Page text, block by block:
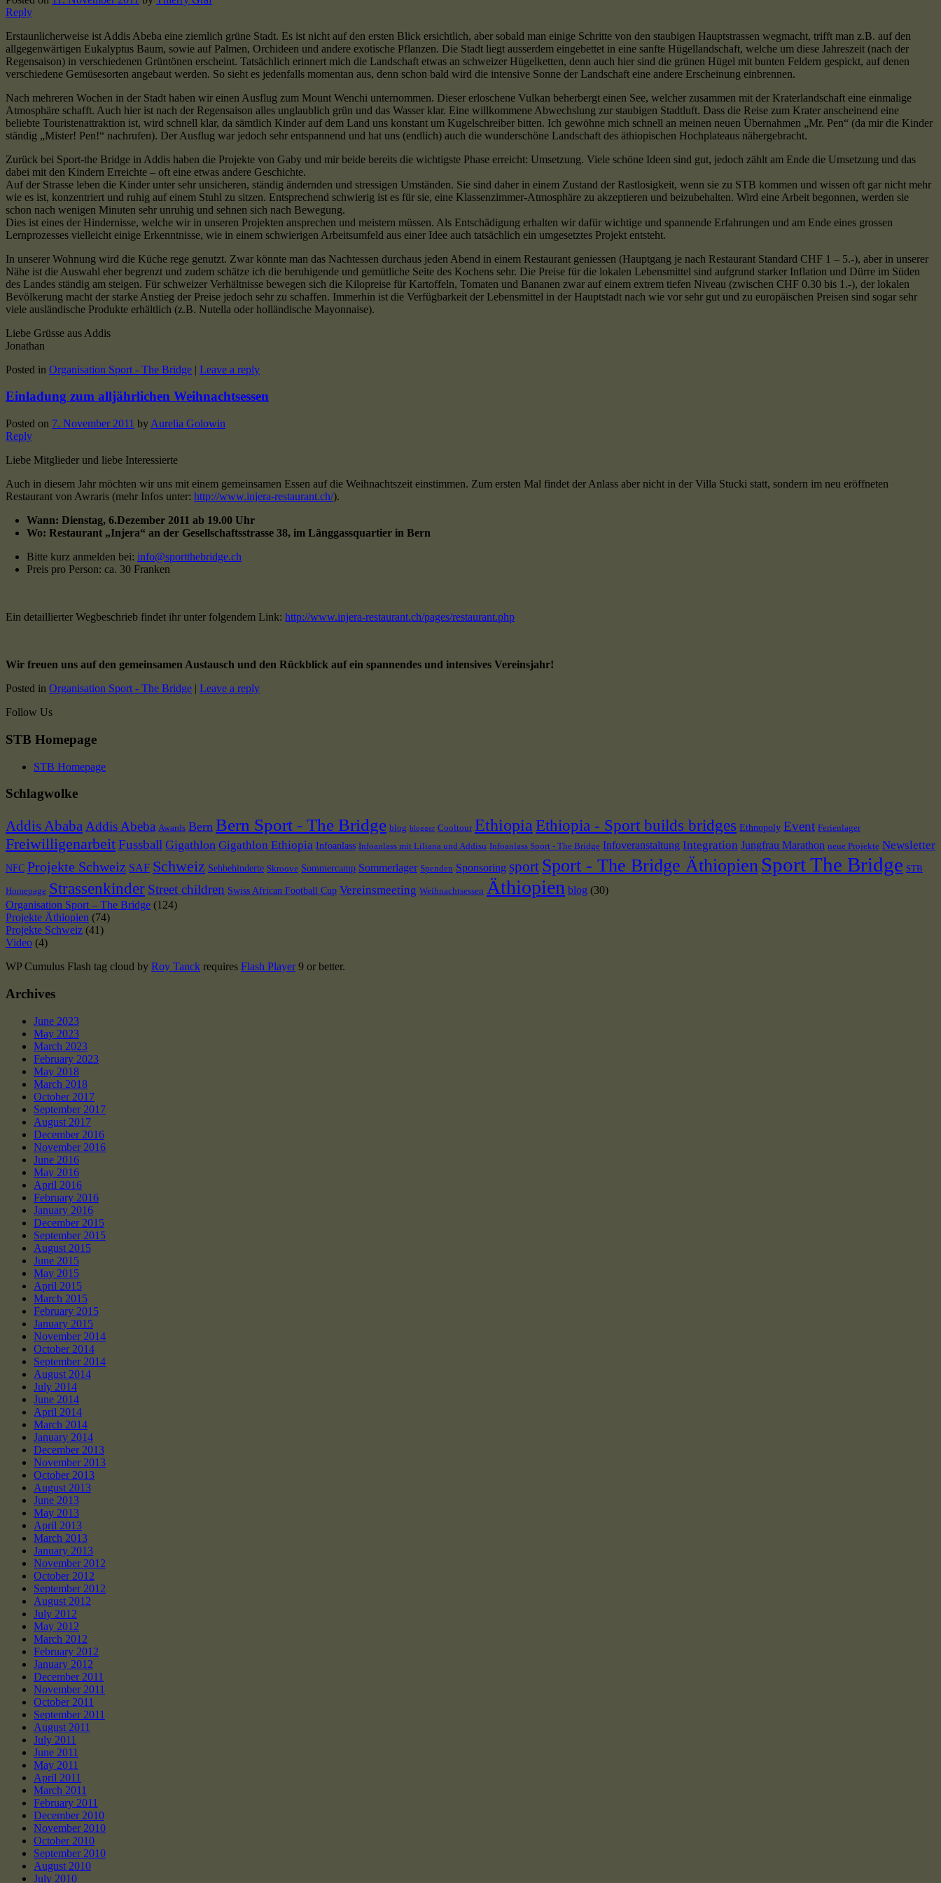
Reply
Erstaunlicherweise ist Addis Abeba eine ziemlich grüne Stadt. Es ist nicht auf den ersten Blick ersichtlich, aber sobald man einige Schritte von den staubigen Hauptstrassen wegmacht, trifft man z.B. auf den
allgegenwärtigen Eukalyptus Baum, sowie auf Palmen, Orchideen und andere exotische Pflanzen. Die Stadt liegt ausserdem eingebettet in eine sanfte Hügellandschaft, welche um diese Jahreszeit (nach der
Regensaison) in verschiedenen Grüntönen erscheint. Tatsächlich erinnert mich die Landschaft etwas an schweizer Hügelketten, denn auch hier sind die grünen Hügel mit bunten Feldern gespickt, auf denen
verschiedene Gemüsesorten angebaut werden. So sieht es jedenfalls momentan aus, denn schon bald wird die intensive Sonne der Landschaft eine andere Erscheinung einbrennen.
Nach mehreren Wochen in der Stadt haben wir einen Ausflug zum Mount Wenchi unternommen. Dieser erloschene Vulkan beherbergt einen See, welcher zusammen mit der Kraterlandschaft eine einmalige
Atmosphäre schafft. Auch hier ist nach der Regensaison alles unglaublich grün und das Wasser klar. Eine willkommene Abwechslung zur staubigen Stadtluft. Dass die Reise zum Krater anscheinend eine
beliebte Touristenattraktion ist, wird schnell klar, da sämtlich Kinder auf dem Land uns konstant um Kugelschreiber bitten. Ich gewöhne mich schnell an meinen neuen Übernahmen „Mr. Pen“ (da mir die Kinder
ständig „Mister! Pen!“ nachrufen). Der Ausflug war jedoch sehr entspannend und hat uns (endlich) auch die wunderschöne Landschaft des äthiopischen Hochplateaus nähergebracht.
Zurück bei Sport-the Bridge in Addis haben die Projekte von Gaby und mir beide bereits die wichtigste Phase erreicht: Umsetzung. Viele schöne Ideen sind gut, jedoch zählt am Ende die Umsetzung und das
dabei mit den Kindern Erreichte – oft eine etwas andere Geschichte.
Auf der Strasse leben die Kinder unter sehr unsicheren, ständig ändernden und stressigen Umständen. Sie sind daher in einem Zustand der Rastlosigkeit, wenn sie zu STB kommen und wissen oft gar nicht mehr
wie es ist, konzentriert und ruhig auf einem Stuhl zu sitzen. Entsprechend schwierig ist es für sie, eine Klassenzimmer-Atmosphäre zu akzeptieren und beizubehalten. Wird eine Arbeit begonnen, werden sie
schon nach wenigen Minuten sehr unruhig und sehnen sich nach Bewegung.
Dies ist eines der Hindernisse, welche wir in unseren Projekten ansprechen und meistern müssen. Als Entschädigung erhalten wir dafür wichtige und spannende Erfahrungen und am Ende eines grossen
Lernprozesses vielleicht einige Erkenntnisse, wie in einem schwierigen Arbeitsumfeld aus einer Idee auch tatsächlich ein umgesetztes Projekt entsteht.
In unserer Wohnung wird die Küche rege genutzt. Zwar könnte man das Nachtessen durchaus jeden Abend in einem Restaurant geniessen (Hauptgang je nach Restaurant Standard CHF 1 – 5.-), aber in unserer
Nähe ist die Auswahl eher begrenzt und zudem schätze ich die beruhigende und gemütliche Seite des Kochens sehr. Die Preise für die lokalen Lebensmittel sind aufgrund starker Inflation und Dürre im Süden
des Landes ständig am steigen. Für schweizer Verhältnisse bewegen sich die Kilopreise für Kartoffeln, Tomaten und Bananen zwar auf einem extrem tiefen Niveau (zwischen CHF 0.30 bis 1.-), der lokalen
Bevölkerung macht der starke Anstieg der Preise jedoch sehr zu schaffen. Immerhin ist die Verfügbarkeit der Lebensmittel in der Hauptstadt nach wie vor sehr gut und zu europäischen Preisen sind sogar sehr
viele ausländische Produkte erhältlich (z.B. Nutella oder holländische Mayonnaise).
Liebe Grüsse aus Addis
Jonathan
Posted in Organisation Sport - The Bridge | Leave a reply
Einladung zum alljährlichen Weihnachtsessen
Posted on 7. November 2011 by Aurelia Golowin
Reply
Liebe Mitglieder und liebe Interessierte
Auch in diesem Jahr möchten wir uns mit einem gemeinsamen Essen auf die Weihnachtszeit einstimmen. Zum ersten Mal findet der Anlass aber nicht in der Villa Stucki statt, sondern im neu eröffneten
Restaurant von Awraris (mehr Infos unter: http://www.injera-restaurant.ch/).
Wann: Dienstag, 6.Dezember 2011 ab 19.00 Uhr
Wo: Restaurant „Injera“ an der Gesellschaftsstrasse 38, im Länggassquartier in Bern
Bitte kurz anmelden bei: info@sportthebridge.ch
Preis pro Person: ca. 30 Franken
Ein detaillierter Wegbeschrieb findet ihr unter folgendem Link: http://www.injera-restaurant.ch/pages/restaurant.php
Wir freuen uns auf den gemeinsamen Austausch und den Rückblick auf ein spannendes und intensives Vereinsjahr!
Posted in Organisation Sport - The Bridge | Leave a reply
Follow Us
STB Homepage
STB Homepage
Schlagwolke
Addis Ababa Addis Abeba Awards Bern Bern Sport - The Bridge blog blogger Cooltour Ethiopia Ethiopia - Sport builds bridges Ethnopoly Event Ferienlager
FreiwilligenarbeitFussball Gigathlon Gigathlon Ethiopia Infoanlass Infoanlass mit Liliana und Addisu Infoanlass Sport - The Bridge Infoveranstaltung Integration Jungfrau Marathon neue Projekte Newsletter
NFC Projekte Schweiz SAF Schweiz Sehbehinderte Skroove Sommercamp Sommerlager Spenden Sponsoring sport Sport - The Bridge Äthiopien Sport The Bridge STB
Homepage Strassenkinder Street children Swiss African Football Cup Vereinsmeeting Weihnachtsessen Äthiopien blog (30)
Organisation Sport – The Bridge (124)
Projekte Äthiopien (74)
Projekte Schweiz (41)
Video (4)
WP Cumulus Flash tag cloud by Roy Tanck requires Flash Player9 or better.
Archives
June 2023
May 2023
March 2023
February 2023
May 2018
March 2018
October 2017
September 2017
August 2017
December 2016
November 2016
June 2016
May 2016
April 2016
February 2016
January 2016
December 2015
September 2015
August 2015
June 2015
May 2015
April 2015
March 2015
February 2015
January 2015
November 2014
October 2014
September 2014
August 2014
July 2014
June 2014
April 2014
March 2014
January 2014
December 2013
November 2013
October 2013
August 2013
June 2013
May 2013
April 2013
March 2013
January 2013
November 2012
October 2012
September 2012
August 2012
July 2012
May 2012
March 2012
February 2012
January 2012
December 2011
November 2011
October 2011
September 2011
August 2011
July 2011
June 2011
May 2011
April 2011
March 2011
February 2011
December 2010
November 2010
October 2010
September 2010
August 2010
July 2010